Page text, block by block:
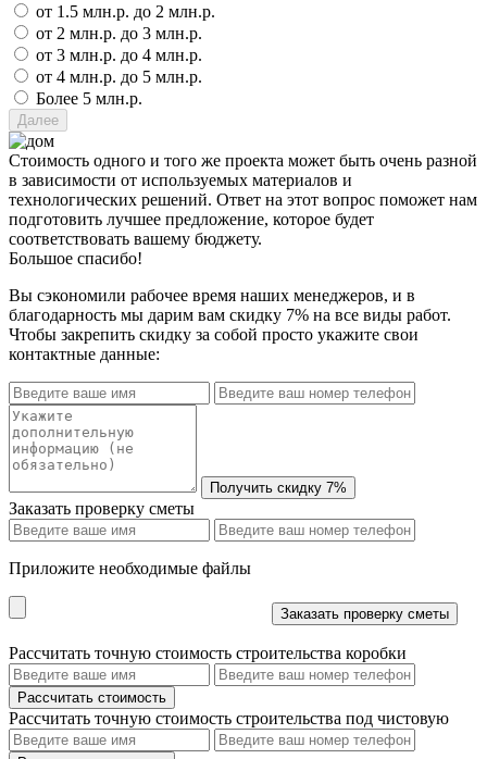
от 1.5 млн.р. до 2 млн.р.
от 2 млн.р. до 3 млн.р.
от 3 млн.р. до 4 млн.р.
от 4 млн.р. до 5 млн.р.
Более 5 млн.р.
Стоимость одного и того же проекта может быть очень разной
в зависимости от используемых материалов и
технологических решений. Ответ на этот вопрос поможет нам
подготовить лучшее предложение, которое будет
соответствовать вашему бюджету.
Большое спасибо!
Вы сэкономили рабочее время наших менеджеров, и в
благодарность мы дарим вам скидку 7% на все виды работ.
Чтобы закрепить скидку за собой просто укажите свои
контактные данные:
Заказать проверку сметы
Приложите необходимые файлы
Рассчитать точную стоимость строительства коробки
Рассчитать точную стоимость строительства под чистовую